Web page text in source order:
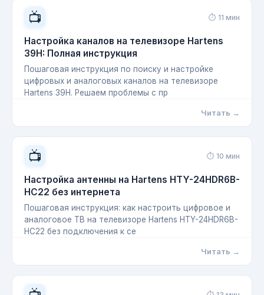
📺 ⏱ 11 мин
Настройка каналов на телевизоре Hartens
39H: Полная инструкция
Пошаговая инструкция по поиску и настройке
цифровых и аналоговых каналов на телевизоре
Hartens 39H. Решаем проблемы с пр
Читать →
📺 ⏱ 10 мин
Настройка антенны на Hartens HTY-24HDR6B-
HC22 без интернета
Пошаговая инструкция: как настроить цифровое и
аналоговое ТВ на телевизоре Hartens HTY-24HDR6B-
HC22 без подключения к се
Читать →